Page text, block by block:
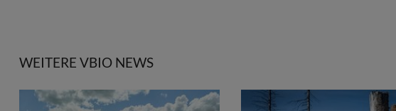
WEITERE VBIO NEWS